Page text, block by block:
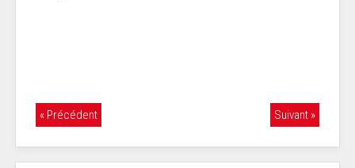
« Précédent Suivant »